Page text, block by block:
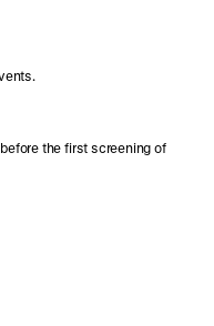
the first screening of